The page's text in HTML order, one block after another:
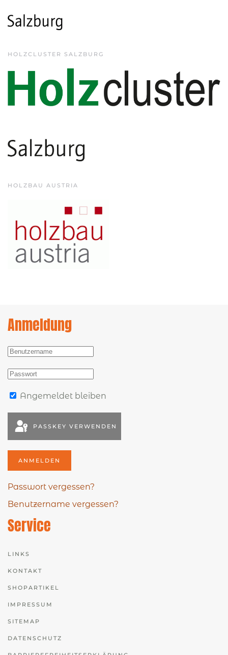
HOLZCLUSTER SALZBURG
HOLZBAU AUSTRIA
Anmeldung
Angemeldet bleiben
PASSKEY VERWENDEN
ANMELDEN
Passwort vergessen?
Benutzername vergessen?
Service
LINKS
KONTAKT
SHOPARTIKEL
IMPRESSUM
SITEMAP
DATENSCHUTZ